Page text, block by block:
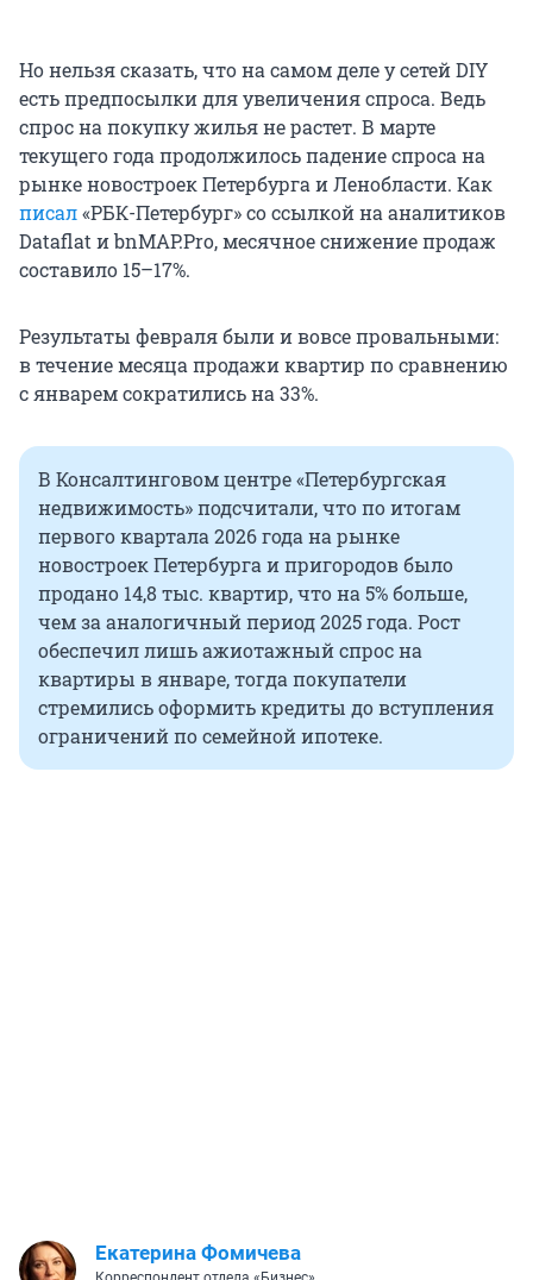
Но нельзя сказать, что на самом деле у сетей DIY
есть предпосылки для увеличения спроса. Ведь
спрос на покупку жилья не растет. В марте
текущего года продолжилось падение спроса на
рынке новостроек Петербурга и Ленобласти. Как
писал«РБК-Петербург» со ссылкой на аналитиков
Dataflat и bnMAP.Pro, месячное снижение продаж
составило 15–17%.
Результаты февраля были и вовсе провальными:
в течение месяца продажи квартир по сравнению
с январем сократились на 33%.
В Консалтинговом центре «Петербургская
недвижимость» подсчитали, что по итогам
первого квартала 2026 года на рынке
новостроек Петербурга и пригородов было
продано 14,8 тыс. квартир, что на 5% больше,
чем за аналогичный период 2025 года. Рост
обеспечил лишь ажиотажный спрос на
квартиры в январе, тогда покупатели
стремились оформить кредиты до вступления
ограничений по семейной ипотеке.
Екатерина Фомичева